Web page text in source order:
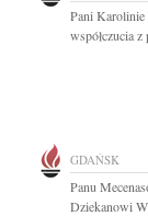
Pani Karolinie
współczucia
GDAŃSK
Panu
Dziekanowi